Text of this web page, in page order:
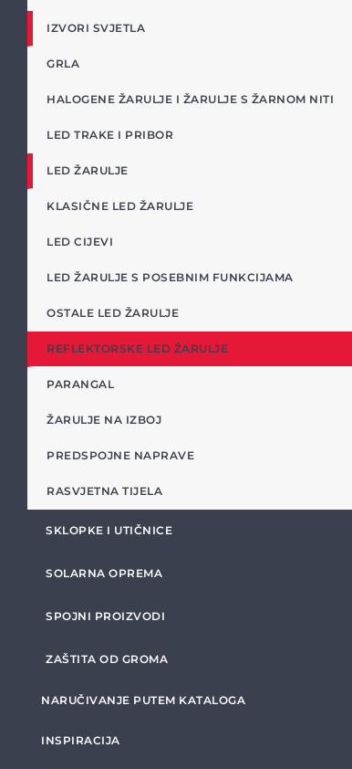
IZVORI SVJETLA
GRLA
HALOGENE ŽARULJE I ŽARULJE S ŽARNOM NITI
LED TRAKE I PRIBOR
LED ŽARULJE
KLASIČNE LED ŽARULJE
LED CIJEVI
LED ŽARULJE S POSEBNIM FUNKCIJAMA
OSTALE LED ŽARULJE
REFLEKTORSKE LED ŽARULJE
PARANGAL
ŽARULJE NA IZBOJ
PREDSPOJNE NAPRAVE
RASVJETNA TIJELA
SKLOPKE I UTIČNICE
SOLARNA OPREMA
SPOJNI PROIZVODI
ZAŠTITA OD GROMA
NARUČIVANJE PUTEM KATALOGA
INSPIRACIJA